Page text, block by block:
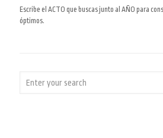
Escribe el ACTO que buscas junto al AÑO para
óptimos.